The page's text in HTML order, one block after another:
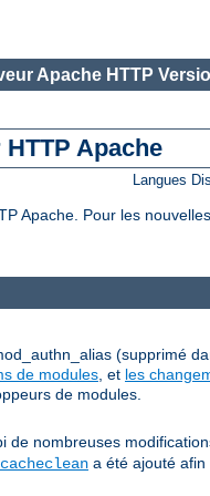
Apache HTTP
Apache
Langues
Apache. Pour les
(supprimé
de modules , et les
de modules.
nombreuses
a été ajouté